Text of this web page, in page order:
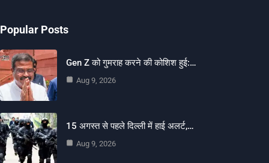
Popular Posts
Gen Z को गुमराह करने की कोशिश हुई:…
Aug 9, 2026
15 अगस्त से पहले दिल्ली में हाई अलर्ट,…
Aug 9, 2026